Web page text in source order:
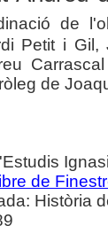
de
Petit i
de
de
Història